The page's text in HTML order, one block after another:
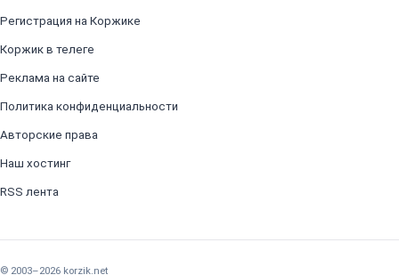
Регистрация на Коржике
Коржик в телеге
Реклама на сайте
Политика конфиденциальности
Авторские права
Наш хостинг
RSS лента
© 2003–2026 korzik.net